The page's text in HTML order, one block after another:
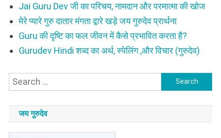
Jai Guru Dev जी का परिचय, नामदान और परमात्मा की खोज
मेरे प्यारे गुरु दातार मंगता द्वारे खड़े जय गुरुदेव प्रार्थना
Guru की दृष्टि का फल जीवन में कैसे प्रभावित करता है?
Gurudev Hindi शब्द का अर्थ, स्पेलिंग ,और विचार (गुरुदेव)
Search
for:
जय गुरुदेव